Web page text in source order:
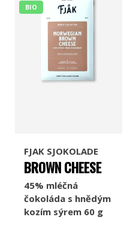
BIO
FJAK SJOKOLADE
BROWN CHEESE
45% mléčná
čokoláda s hnědým
kozím sýrem 60 g